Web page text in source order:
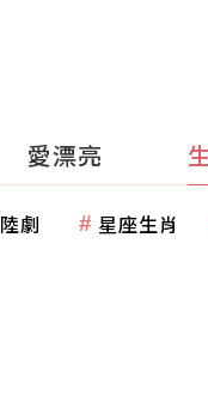
愛漂亮
陸劇 星座生肖